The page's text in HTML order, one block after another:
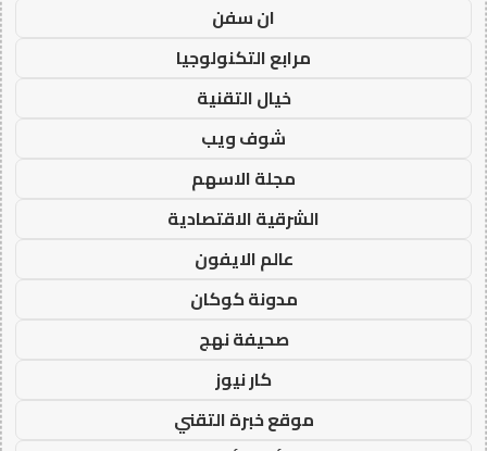
ان سفن
مرابع التكنولوجيا
خيال التقنية
شوف ويب
مجلة الاسهم
الشرقية الاقتصادية
عالم الايفون
مدونة كوكان
صحيفة نهج
كار نيوز
موقع خبرة التقني